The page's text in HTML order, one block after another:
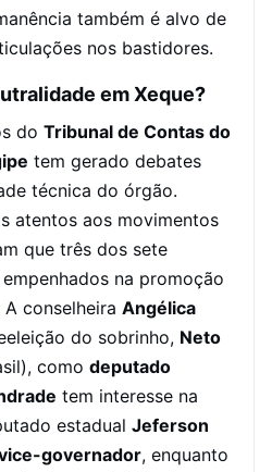
também é alvo de
nos bastidores.
em Xeque?
do Tribunal de Contas do
tem gerado debates
técnica do órgão.
atentos aos movimentos
que três dos sete
na promoção
conselheira Angélica
do sobrinho, Neto
como deputado
tem interesse na
estadual Jeferson
governador, enquanto